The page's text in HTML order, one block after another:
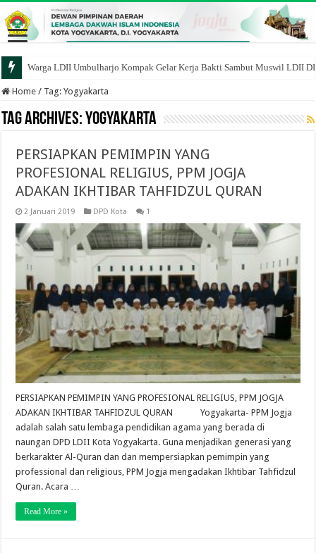
Warga LDII Umbulharjo Kompak Gelar Kerja Bakti Sambut Muswil LDII
Home / Tag:Yogyakarta
Tag Archives:Yogyakarta
PERSIAPKAN PEMIMPIN YANG
PROFESIONAL RELIGIUS, PPM JOGJA
ADAKAN IKHTIBAR TAHFIDZUL QURAN
2 Januari 2019 DPD Kota 1
PERSIAPKAN PEMIMPIN YANG PROFESIONAL RELIGIUS, PPM JOGJA
ADAKAN IKHTIBAR TAHFIDZUL QURAN Yogyakarta- PPM Jogja
adalah salah satu lembaga pendidikan agama yang berada di
naungan DPD LDII Kota Yogyakarta. Guna menjadikan generasi yang
berkarakter Al-Quran dan dan mempersiapkan pemimpin yang
professional dan religious, PPM Jogja mengadakan Ikhtibar Tahfidzul
Quran. Acara …
Read More »